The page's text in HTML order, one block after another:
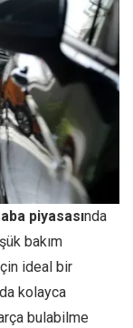
piyasasında
bakım
ideal bir
kolayca
bulabilme